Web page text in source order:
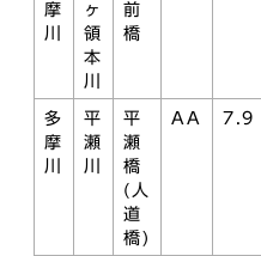
摩
川
ヶ
領
本
川
前
橋
多
摩
川
平
瀬
川
平
瀬
橋
(人
道
橋)
AA 7.9